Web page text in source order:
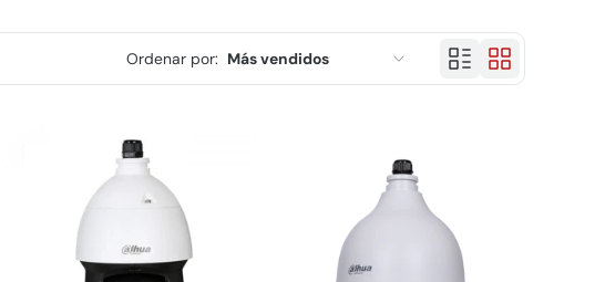
Ordenar por: Más vendidos
Alfabéticamente, A-Z